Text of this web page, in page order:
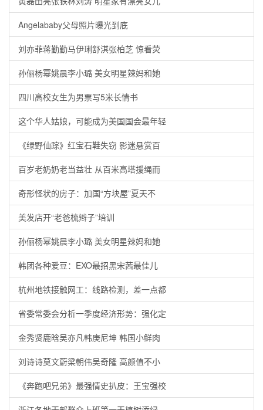
Angelababy父母照片曝光到底
刘亦菲蒋勤勤马伊琍舒淇张柏芝 惊看荧
孙俪杨幂姚晨李小璐 美女明星辣妈和她
四川高校女生为男票写5米长情书
这个华人姑娘，可能成为美国国会最年轻
《绿野仙踪》红宝石鞋失窃 影迷悬赏百
百岁老奶奶老当益壮 从百米高塔援绳而
奇形怪状的房子：加国“方块屋”夏天不
美发店开“老爸梳辫子”培训
孙俪杨幂姚晨李小璐 美女明星辣妈和她
韩团各种爱豆：EXO最招黑宋茜最佳儿
杭州地铁接触网工：线路检测，差一点都
省委常委会分析一季度经济形势：强化定
金秀贤鹿晗吴亦凡韩庚尼坤 韩国小鲜肉
刘诗诗莫文蔚梁朝伟吴奇隆 高颜值不小
《奔跑吧兄弟》最强情史扒皮：王宝强校